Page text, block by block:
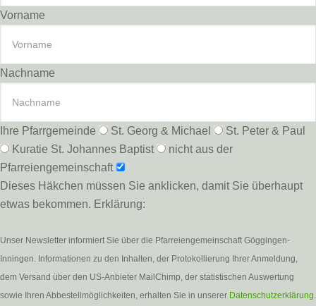
Vorname
Nachname
Ihre Pfarrgemeinde St. Georg & Michael
St. Peter & Paul
Kuratie St. Johannes Baptist
nicht aus der
Pfarreiengemeinschaft
Dieses Häkchen müssen Sie anklicken, damit Sie überhaupt
etwas bekommen. Erklärung:
Unser Newsletter informiert Sie über die Pfarreiengemeinschaft Göggingen-
Inningen. Informationen zu den Inhalten, der Protokollierung Ihrer Anmeldung,
dem Versand über den US-Anbieter MailChimp, der statistischen Auswertung
sowie Ihren Abbestellmöglichkeiten, erhalten Sie in unserer Datenschutzerklärung.